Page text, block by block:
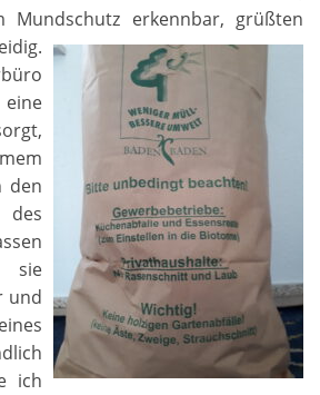
Mundschutz erkennbar, grüßten
den
sie
und
ich